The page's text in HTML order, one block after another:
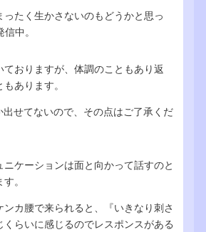
たく生かさないのもどうかと思っ
中。
ておりますが、体調のこともあり返
あります。
出せてないので、その点はご了承くだ
ニケーションは面と向かって話すのと
。
カ腰で来られると、『いきなり刺さ
らいに感じるのでレスポンスがある